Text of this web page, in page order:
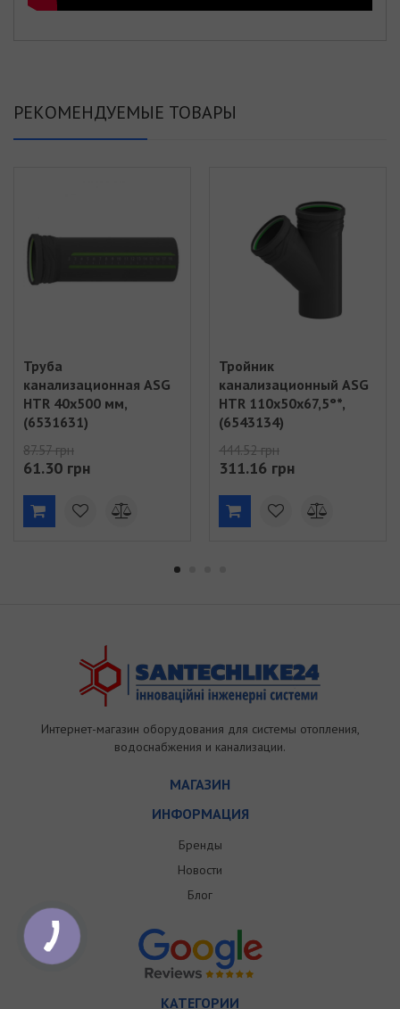
РЕКОМЕНДУЕМЫЕ ТОВАРЫ
Труба
канализационная ASG
HTR 40x500 мм,
(6531631)
87.57 грн
61.30 грн
Тройник
канализационный ASG
HTR 110х50x67,5°*,
(6543134)
444.52 грн
311.16 грн
Интернет-магазин оборудования для системы отопления,
водоснабжения и канализации.
МАГАЗИН
ИНФОРМАЦИЯ
Бренды
Новости
Блог
КАТЕГОРИИ